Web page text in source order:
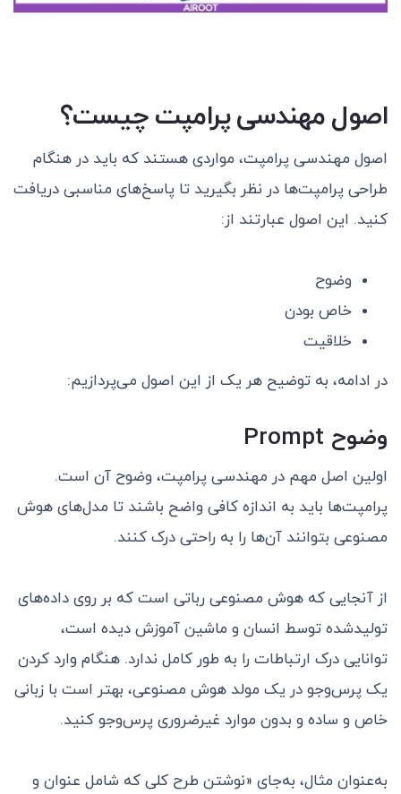
اصول مهندسی پرامپت چیست؟
اصول مهندسی پرامپت، مواردی هستند که باید در هنگام
طراحی پرامپت‌ها در نظر بگیرید تا پاسخ‌های مناسبی دریافت
کنید. این اصول عبارتند از:
وضوح
خاص بودن
خلاقیت
در ادامه، به توضیح هر یک از این اصول می‌پردازیم:
وضوح Prompt
اولین اصل مهم در مهندسی پرامپت، وضوح آن است.
پرامپت‌ها باید به اندازه کافی واضح باشند تا مدل‌های هوش
مصنوعی بتوانند آن‌ها را به راحتی درک کنند.
از آنجایی که هوش مصنوعی رباتی است که بر روی داده‌های
تولید‌شده توسط انسان و ماشین آموزش دیده است،
توانایی درک ارتباطات را به طور کامل ندارد. هنگام وارد کردن
یک پرس‌و‌جو در یک مولد هوش مصنوعی، بهتر است با زبانی
خاص و ساده و بدون موارد غیرضروری پرس‌و‌جو کنید.
به‌عنوان مثال، به‌جای «نوشتن طرح کلی که شامل عنوان و